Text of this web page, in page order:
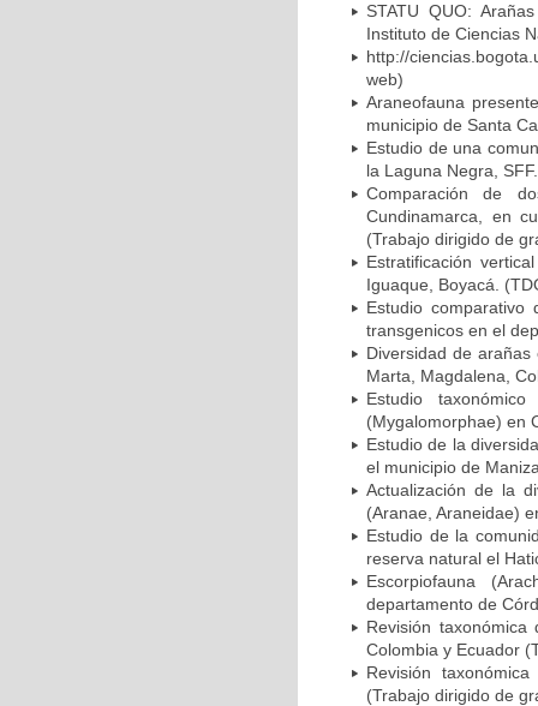
STATU QUO:
Instituto de Ciencias
http://
web)
Araneofauna
municipio de Santa
Estudio de una
la Laguna Negra,
Comparación de
Cundinamarca, en
(Trabajo dirigido de
Estratificación
Iguaque, Boyacá.
Estudio
transgenicos en el
Diversidad de
Marta, Magdalena,
Estudio
(Mygalomorphae) en
Estudio de la
el municipio de
Actualización de la
(Aranae, Araneidae)
Estudio de la
reserva natural el
Escorpiofauna
departamento de
Revisión
Colombia y Ecuador
Revisión
(Trabajo dirigido de